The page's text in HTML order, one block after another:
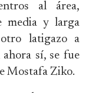
al área,
media y larga
latigazo a
sí, se fue
Mostafa Ziko.